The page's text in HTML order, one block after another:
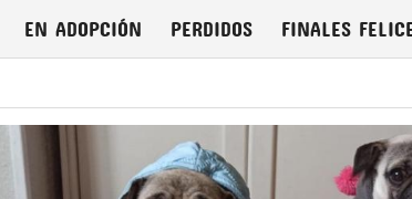
EN ADOPCIÓN PERDIDOS FINALES